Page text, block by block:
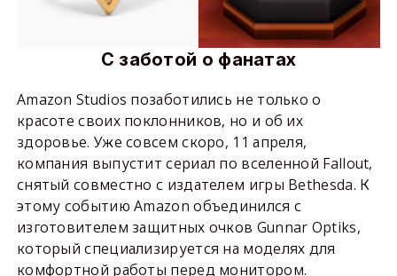
С заботой о фанатах
Amazon Studios позаботились не только о
красоте своих поклонников, но и об их
здоровье. Уже совсем скоро, 11 апреля,
компания выпустит сериал по вселенной Fallout,
снятый совместно с издателем игры Bethesda. К
этому событию Amazon объединился с
изготовителем защитных очков Gunnar Optiks,
который специализируется на моделях для
комфортной работы перед монитором.